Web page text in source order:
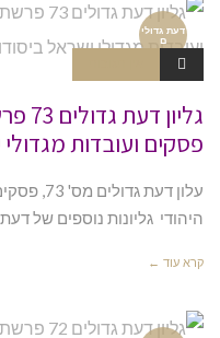
דעת גדולי
ם
פסקים ועובדות
עלון דעת
היהודי גליונות נוספים של
קרא עוד ←